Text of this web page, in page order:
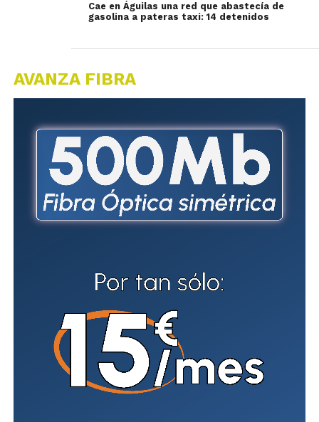
Cae en Águilas una red que abastecía de
gasolina a pateras taxi: 14 detenidos
AVANZA FIBRA